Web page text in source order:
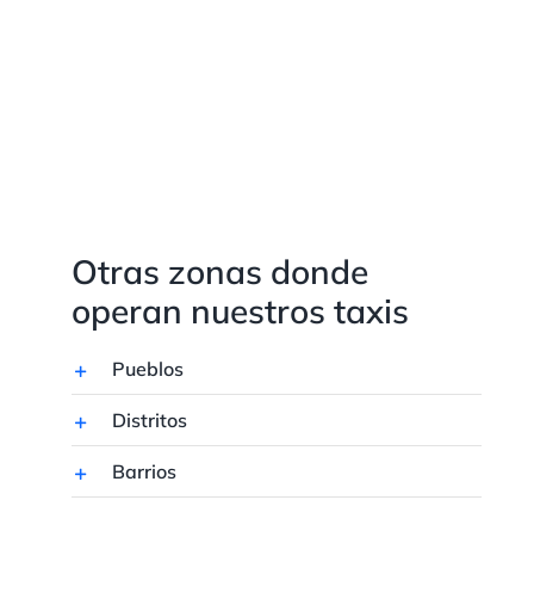
Otras zonas donde
operan nuestros taxis
Pueblos
Distritos
Barrios